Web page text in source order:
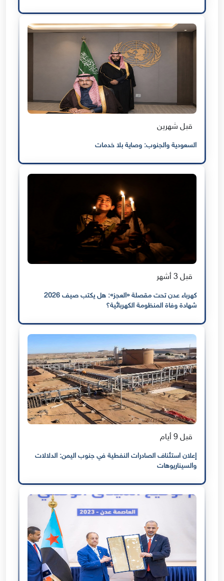
قبل شهرين
السعودية والجنوب: وصاية بلا خدمات
قبل 3 أشهر
كهرباء عدن تحت مقصلة «العجز»: هل يكتب صيف 2026
شهادة وفاة المنظومة الكهربائية؟
قبل 9 أيام
إعلان استئناف الصادرات النفطية في جنوب اليمن: الدلالات
والسيناريوهات